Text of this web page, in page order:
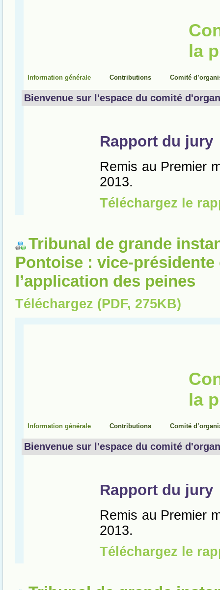
Tribunal de grande
Pontoise : vice-présidente
l’application des peines
Téléchargez (PDF, 275KB)